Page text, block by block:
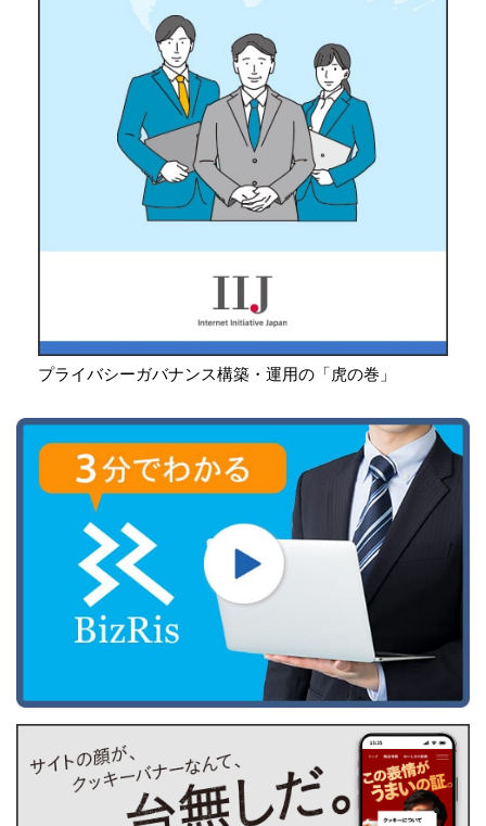
プライバシーガバナンス構築・運用の「虎の巻」